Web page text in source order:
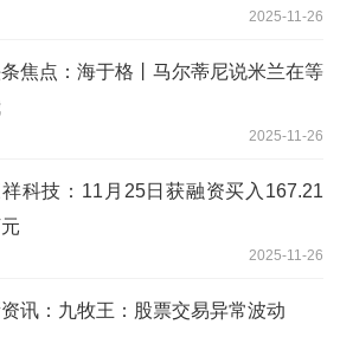
2025-11-26
焦点：海于格丨马尔蒂尼说米兰在等
2025-11-26
科技：11月25日获融资买入167.21
2025-11-26
讯：九牧王：股票交易异常波动